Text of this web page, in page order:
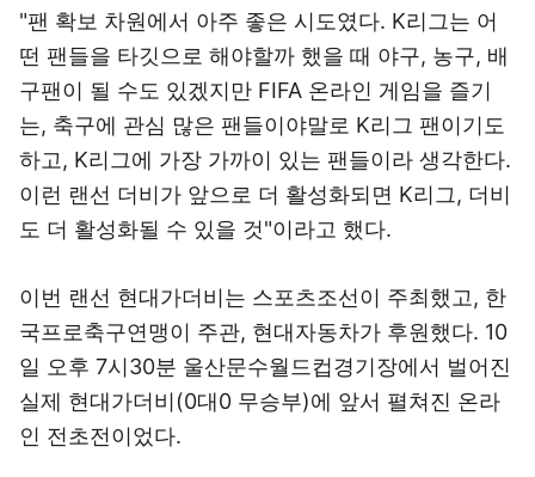
"팬 확보 차원에서 아주 좋은 시도였다. K리그는 어
떤 팬들을 타깃으로 해야할까 했을 때 야구, 농구, 배
구팬이 될 수도 있겠지만 FIFA 온라인 게임을 즐기
는, 축구에 관심 많은 팬들이야말로 K리그 팬이기도
하고, K리그에 가장 가까이 있는 팬들이라 생각한다.
이런 랜선 더비가 앞으로 더 활성화되면 K리그, 더비
도 더 활성화될 수 있을 것"이라고 했다.
이번 랜선 현대가더비는 스포츠조선이 주최했고, 한
국프로축구연맹이 주관, 현대자동차가 후원했다. 10
일 오후 7시30분 울산문수월드컵경기장에서 벌어진
실제 현대가더비(0대0 무승부)에 앞서 펼쳐진 온라
인 전초전이었다.